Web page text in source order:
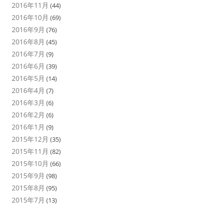
2016年11月 (44)
2016年10月 (69)
2016年9月 (76)
2016年8月 (45)
2016年7月 (9)
2016年6月 (39)
2016年5月 (14)
2016年4月 (7)
2016年3月 (6)
2016年2月 (6)
2016年1月 (9)
2015年12月 (35)
2015年11月 (82)
2015年10月 (66)
2015年9月 (98)
2015年8月 (95)
2015年7月 (13)